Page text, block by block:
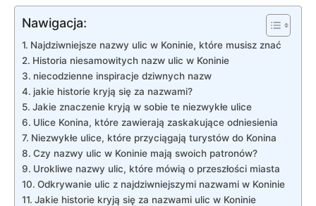
Nawigacja:
Najdziwniejsze nazwy ulic w​ Koninie, które musisz znać
Historia niesamowitych nazw⁢ ulic w Koninie
niecodzienne inspiracje dziwnych⁣ nazw
jakie historie kryją się za nazwami?
Jakie znaczenie kryją w sobie te niezwykłe ulice
Ulice Konina, które zawierają zaskakujące odniesienia
Niezwykłe‍ ulice,‌ które przyciągają turystów‍ do Konina
Czy nazwy ulic w Koninie ⁢mają swoich patronów?
Urokliwe nazwy ulic, które mówią o przeszłości miasta
Odkrywanie ulic z najdziwniejszymi nazwami w Koninie
Jakie historie kryją się za nazwami ⁤ulic w⁣ Koninie